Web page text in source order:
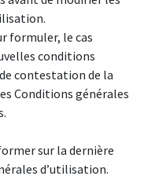
formuler, le cas
conditions
contestation de la
Conditions générales
sur la dernière
d’utilisation.